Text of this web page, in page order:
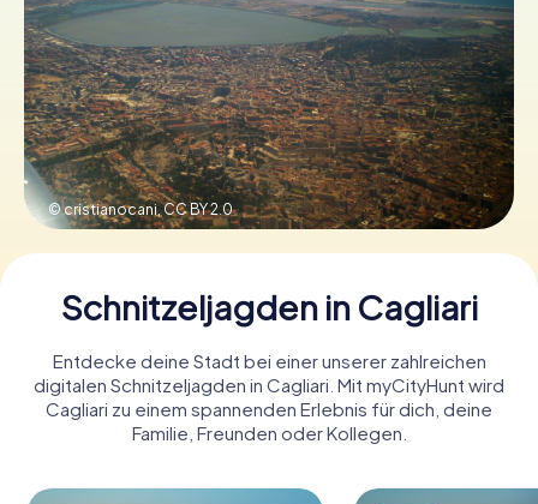
Tickets buchen
Gutscheine bestellen
© cristianocani,CC BY 2.0
Schnitzeljagden in Cagliari
Entdecke deine Stadt bei einer unserer zahlreichen
digitalen Schnitzeljagden in Cagliari. Mit myCityHunt wird
Cagliari zu einem spannenden Erlebnis für dich, deine
Familie, Freunden oder Kollegen.